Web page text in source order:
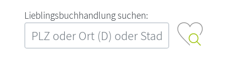
L‍i‍e‍b‍l‍i‍n‍g‍s‍b‍u‍c‍h‍h‍a‍n‍d‍l‍u‍n‍g‍ ‍s‍u‍c‍h‍e‍n‍:‍